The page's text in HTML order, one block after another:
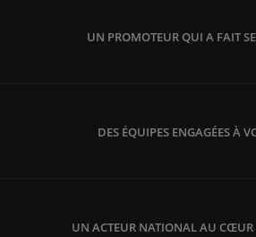
UN PROMOTEUR QUI A FAIT
DES ÉQUIPES ENGAGÉES À
UN ACTEUR NATIONAL AU CŒUR